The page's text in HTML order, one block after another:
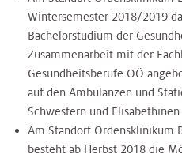
Wintersemester 2018/2019
Bachelorstudium der
Zusammenarbeit mit der
Gesundheitsberufe OÖ
auf den Ambulanzen und
Schwestern und
Am Standort Ordensklinikum
besteht ab Herbst 2018 die